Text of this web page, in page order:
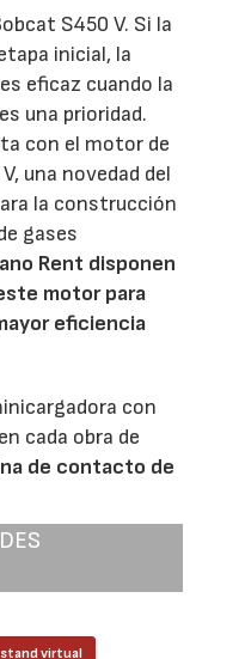
S450 V. Si la
inicial, la
eficaz cuando la
una prioridad.
con el motor de
una novedad del
la construcción
gases
Rent disponen
motor para
eficiencia
con
cada obra de
de contacto de
stand virtual